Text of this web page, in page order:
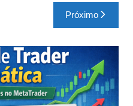
Próximo